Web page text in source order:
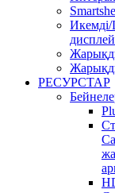
дисплей
РЕСУРСТАР